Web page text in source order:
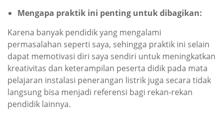
Mengapa praktik ini penting untuk dibagikan:
Karena banyak pendidik yang mengalami
permasalahan seperti saya, sehingga praktik ini selain
dapat memotivasi diri saya sendiri untuk meningkatkan
kreativitas dan keterampilan peserta didik pada mata
pelajaran instalasi penerangan listrik juga secara tidak
langsung bisa menjadi referensi bagi rekan-rekan
pendidik lainnya.